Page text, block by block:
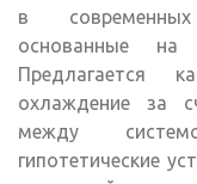
в современных
основанные на
Предлагается
охлаждение за
между
гипотетические